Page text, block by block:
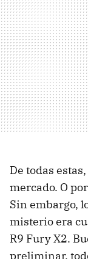
De todas
mercado. O
Sin embargo,
misterio era
R9 Fury X2.
preliminar,